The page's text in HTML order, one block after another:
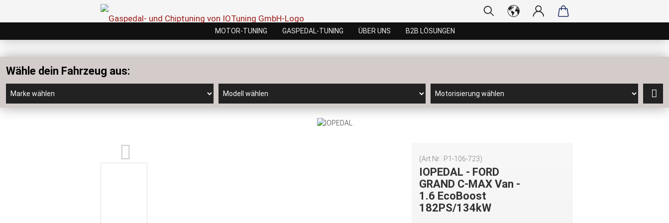
MOTOR-TUNING GASPEDAL-TUNING ÜBER UNS B2B LÖSUNGEN
Wähle dein Fahrzeug aus:
(Art.Nr.: P1-106-723)
IOPEDAL - FORD
GRAND C-MAX Van -
1.6 EcoBoost
182PS/134kW